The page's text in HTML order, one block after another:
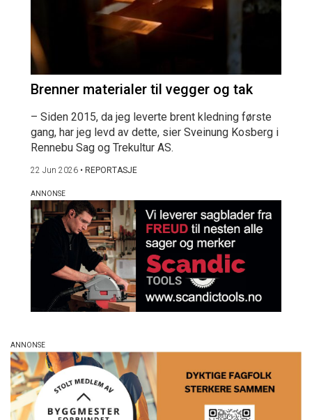
Brenner materialer til vegger og tak
– Siden 2015, da jeg leverte brent kledning første
gang, har jeg levd av dette, sier Sveinung Kosberg i
Rennebu Sag og Trekultur AS.
22 Jun 2026 • REPORTASJE